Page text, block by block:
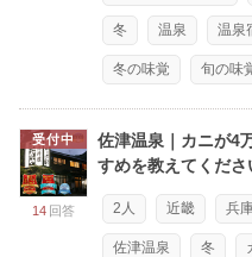
冬 温泉 温泉
冬の味覚 旬の味
受付中
14 回答
佐津温泉｜カニが4
すめを教えてくださ
2人 近畿 兵
佐津温泉 冬